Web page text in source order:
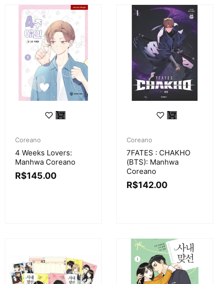
Coreano
4 Weeks Lovers:
Manhwa Coreano
R$145.00
Coreano
7FATES : CHAKHO
(BTS): Manhwa
Coreano
R$142.00